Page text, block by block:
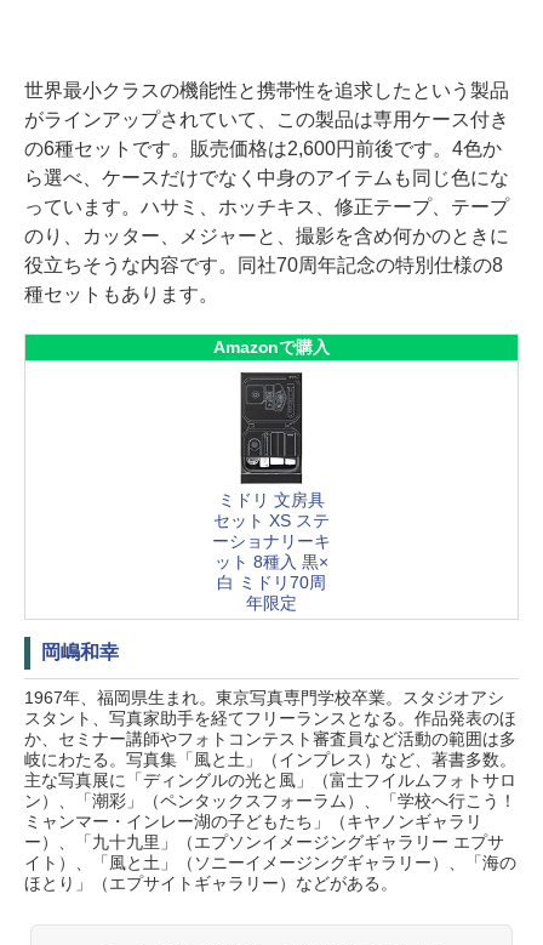
世界最小クラスの機能性と携帯性を追求したという製品
がラインアップされていて、この製品は専用ケース付き
の6種セットです。販売価格は2,600円前後です。4色か
ら選べ、ケースだけでなく中身のアイテムも同じ色にな
っています。ハサミ、ホッチキス、修正テープ、テープ
のり、カッター、メジャーと、撮影を含め何かのときに
役立ちそうな内容です。同社70周年記念の特別仕様の8
種セットもあります。
Amazonで購入
ミドリ 文房具
セット XS ステ
ーショナリーキ
ット 8種入 黒×
白 ミドリ70周
年限定
岡嶋和幸
1967年、福岡県生まれ。東京写真専門学校卒業。スタジオアシ
スタント、写真家助手を経てフリーランスとなる。作品発表のほ
か、セミナー講師やフォトコンテスト審査員など活動の範囲は多
岐にわたる。写真集「風と土」（インプレス）など、著書多数。
主な写真展に「ディングルの光と風」（富士フイルムフォトサロ
ン）、「潮彩」（ペンタックスフォーラム）、「学校へ行こう！
ミャンマー・インレー湖の子どもたち」（キヤノンギャラリ
ー）、「九十九里」（エプソンイメージングギャラリー エプサ
イト）、「風と土」（ソニーイメージングギャラリー）、「海の
ほとり」（エプサイトギャラリー）などがある。